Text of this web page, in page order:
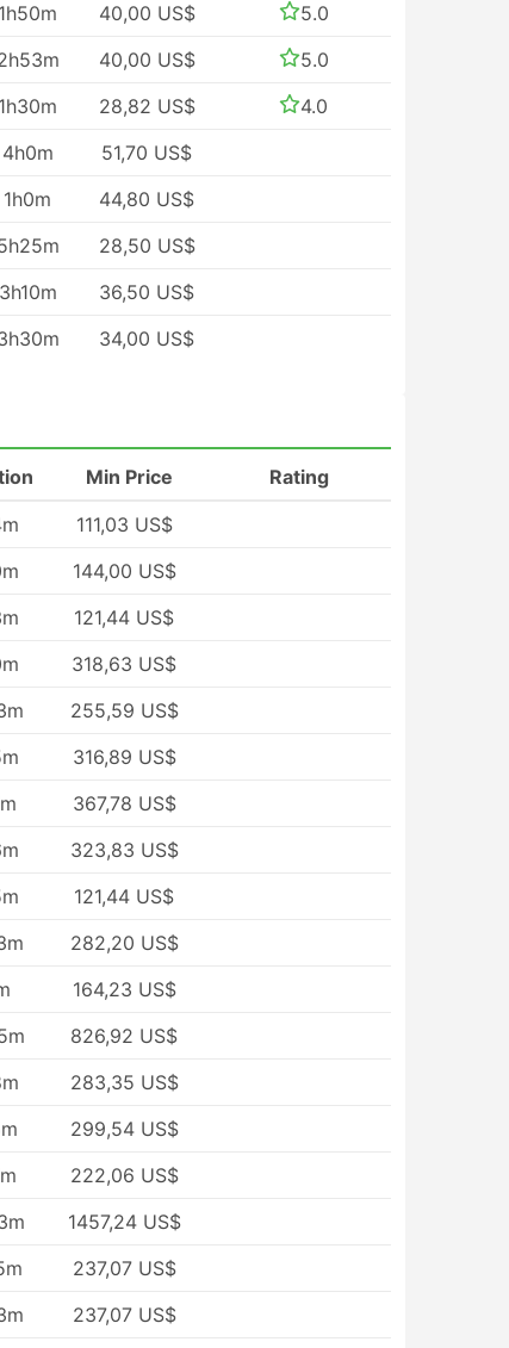
1h50m 40,00 US$
5.0
40,00 US$
5.0
1h30m 28,82 US$
4.0
4h0m
51,70 US$
1h0m
44,80 US$
28,50 US$
3h10m
36,50 US$
34,00 US$
Min Price
Rating
111,03 US$
144,00 US$
121,44 US$
318,63 US$
255,59 US$
316,89 US$
367,78 US$
323,83 US$
121,44 US$
282,20 US$
164,23 US$
826,92 US$
283,35 US$
299,54 US$
222,06 US$
1457,24 US$
237,07 US$
237,07 US$